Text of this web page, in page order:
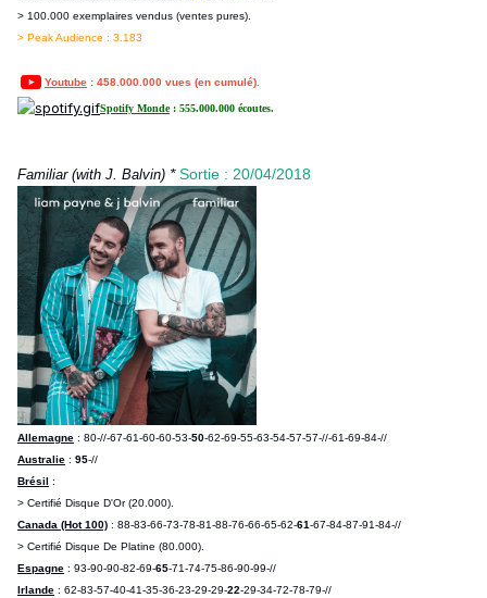
> 100.000 exemplaires vendus (ventes pures).
> Peak Audience : 3.183
Youtube : 458.000.000 vues (en cumulé).
Spotify Monde: 555.000.000 écoutes.
Familiar (with J. Balvin) * Sortie : 20/04/2018
Allemagne : 80-//-67-61-60-60-53-50-62-69-55-63-54-57-57-//-61-69-84-//
Australie : 95-//
Brésil :
> Certifié Disque D'Or (20.000).
Canada (Hot 100) : 88-83-66-73-78-81-88-76-66-65-62-61-67-84-87-91-84-//
> Certifié Disque De Platine (80.000).
Espagne : 93-90-90-82-69-65-71-74-75-86-90-99-//
Irlande : 62-83-57-40-41-35-36-23-29-29-22-29-34-72-78-79-//